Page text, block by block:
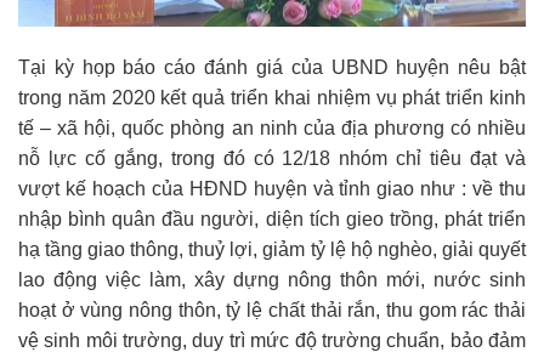
Tại kỳ họp báo cáo đánh giá của UBND huyện nêu bật
trong năm 2020 kết quả triển khai nhiệm vụ phát triển kinh
tế – xã hội, quốc phòng an ninh của địa phương có nhiều
nỗ lực cố gắng, trong đó có 12/18 nhóm chỉ tiêu đạt và
vượt kế hoạch của HĐND huyện và tỉnh giao như : về thu
nhập bình quân đầu người, diện tích gieo trồng, phát triển
hạ tầng giao thông, thuỷ lợi, giảm tỷ lệ hộ nghèo, giải quyết
lao động việc làm, xây dựng nông thôn mới, nước sinh
hoạt ở vùng nông thôn, tỷ lệ chất thải rắn, thu gom rác thải
vệ sinh môi trường, duy trì mức độ trường chuẩn, bảo đảm